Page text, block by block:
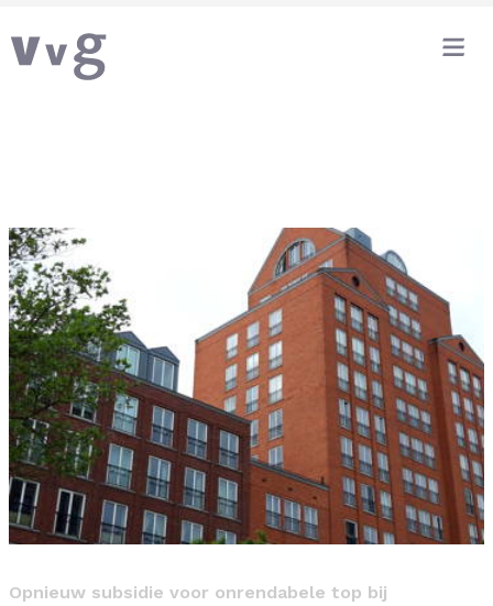
Opnieuw subsidie voor onrendabele top bij